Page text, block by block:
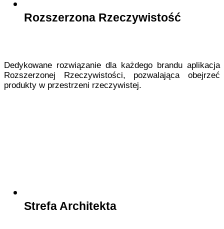
Rozszerzona Rzeczywistość
Dedykowane rozwiązanie dla każdego brandu aplikacja
Rozszerzonej Rzeczywistości, pozwalająca obejrzeć
produkty w przestrzeni rzeczywistej.
Strefa Architekta